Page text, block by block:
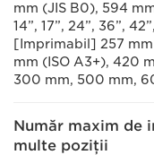
mm (JIS B0), 594
14”, 17”, 24”, 36”,
[Imprimabil] 257 mm
mm (ISO A3+), 420
300 mm, 500 mm,
Număr maxim de
multe poziţii